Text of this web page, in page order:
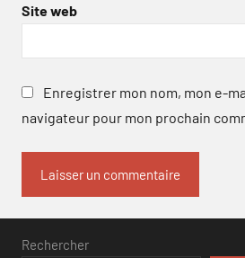
Site web
Enregistrer mon nom, mon e-
navigateur pour mon prochain
Rechercher